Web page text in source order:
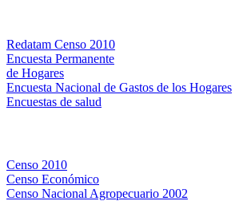
Redatam Censo 2010
Encuesta Permanente
de Hogares
Encuesta Nacional de Gastos de los Hogares
Encuestas de salud
Censo 2010
Censo Económico
Censo Nacional Agropecuario 2002